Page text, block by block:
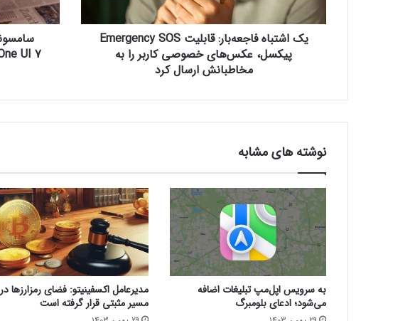
ف
ب
ق
ا
ب
ل
ی
ت
E
m
e
r
g
یک اشتباه فاجعه‌بار: قابلیت Emergency SOS
پیکسل، عکس‌های خصوصی کاربر را به
مخاطبانش ارسال کرد
ق
ا
N
r
د
ر
ب
ه‌
ر
و
ز
ر
س
نوشته های مشابه
به سرویس اپل‌مپ تبلیغات اضافه
می‌شود؛ ادعای بلومبرگ
مدیرعامل اکسفینیتو:‌ فضای رمزارزها در
مسیر مثبتی قرار گرفته است